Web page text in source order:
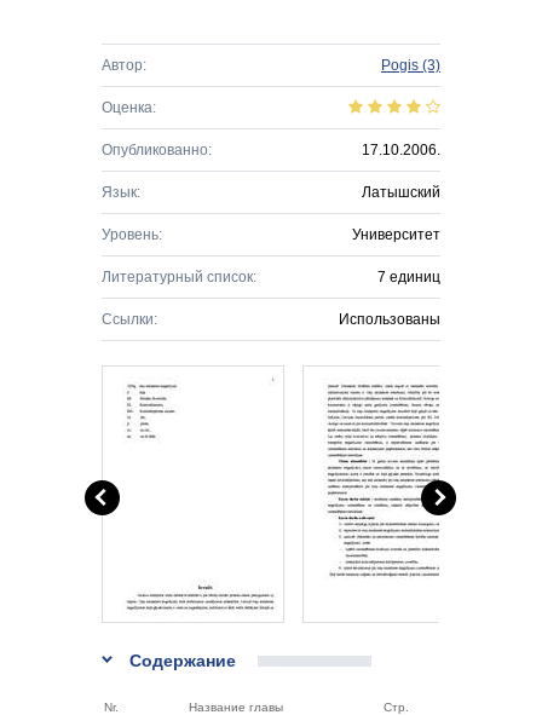
Автор: Pogis (3)
Оценка:
Опубликованно: 17.10.2006.
Язык: Латышский
Уровень: Университет
Литературный список: 7 единиц
Ссылки: Использованы
Содержание
Nr. Название главы Стр.